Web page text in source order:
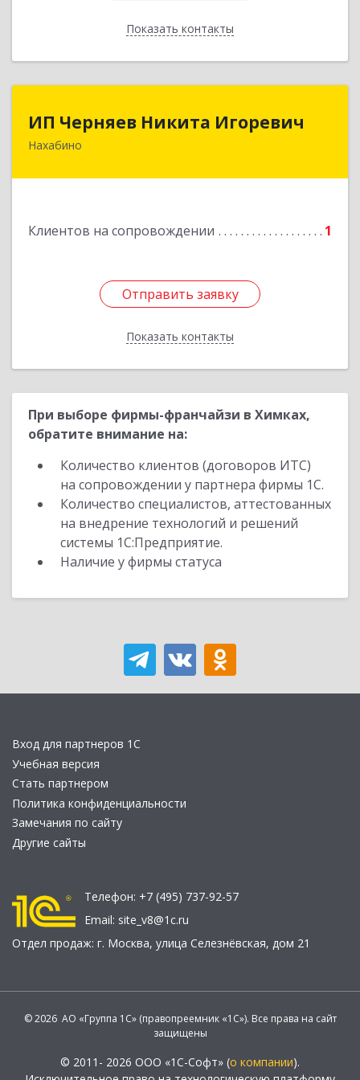
Показать контакты
Назад
ИП Черняев Никита Игоревич
Нахабино
Клиентов на сопровождении 1
Отправить заявку
Показать контакты
143430, Московская обл, Красногорский р-н,
Подробнее
Отправить заявку
Назад
При выборе фирмы-франчайзи в Химках,
обратите внимание на:
Количество клиентов (договоров ИТС)
на сопровождении у партнера фирмы 1С.
Количество специалистов, аттестованных
на внедрение технологий и решений
системы 1С:Предприятие.
Наличие у фирмы статуса
Вход для партнеров 1С
Учебная версия
Стать партнером
Политика конфиденциальности
Замечания по сайту
Другие сайты
Телефон: +7 (495) 737-92-57
Email: site_v8@1c.ru
Отдел продаж: г. Москва, улица Селезнёвская, дом 21
© 2026 АО «Группа 1С» (правопреемник «1С»). Все права на сайт
защищены
© 2011- 2026 ООО «1С-Софт» (о компании).